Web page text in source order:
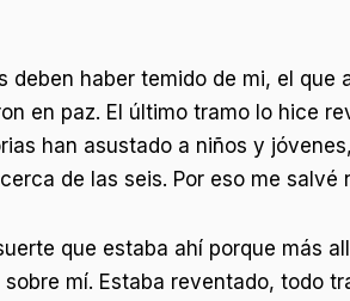
deben haber temido de mi, el
en paz. El último tramo lo hice
han asustado a niños y
de las seis. Por eso me salvé
que estaba ahí porque más
mí. Estaba reventado, todo